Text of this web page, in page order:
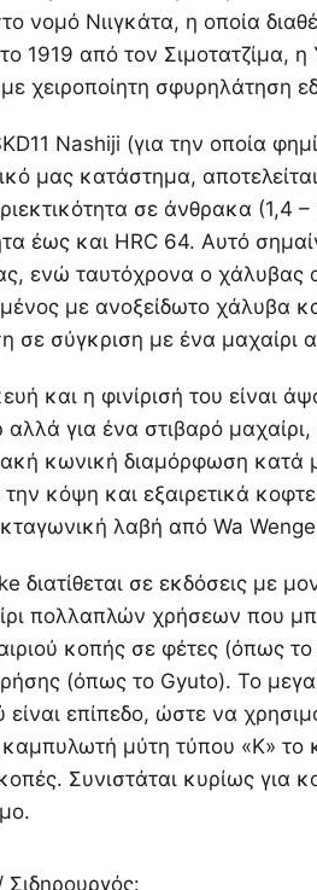
νομό Νιιγκάτα, η οποία
1919 από τον Σιμοτατζίμα,
χειροποίητη σφυρηλάτηση
Nashiji (για την οποία
μας κατάστημα,
σε άνθρακα (1,4
έως και HRC 64. Αυτό
ενώ ταυτόχρονα ο χάλυβας
με ανοξείδωτο χάλυβα
σε σύγκριση με ένα μαχαίρι
και η φινίρισή του είναι
αλλά για ένα στιβαρό
κωνική διαμόρφωση κατά
κόψη και εξαιρετικά
λαβή από Wa
διατίθεται σε εκδόσεις με
πολλαπλών χρήσεων που
κοπής σε φέτες (όπως
(όπως το Gyuto). Το
είναι επίπεδο, ώστε να
μύτη τύπου «K» το
Συνιστάται κυρίως για